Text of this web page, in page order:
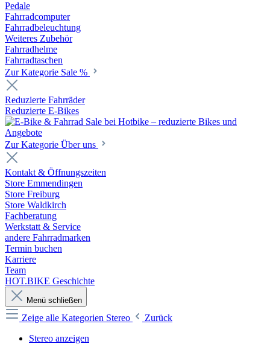
Pedale
Fahrradcomputer
Fahrradbeleuchtung
Weiteres Zubehör
Fahrradhelme
Fahrradtaschen
Zur Kategorie Sale %
Reduzierte Fahrräder
Reduzierte E-Bikes
Zur Kategorie Über uns
Kontakt & Öffnungszeiten
Store Emmendingen
Store Freiburg
Store Waldkirch
Fachberatung
Werkstatt & Service
andere Fahrradmarken
Termin buchen
Karriere
Team
HOT.BIKE Geschichte
Menü schließen
Zeige alle Kategorien Stereo
Zurück
Stereo anzeigen